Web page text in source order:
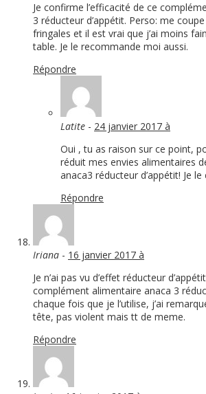
Je confirme l’efficacité de ce
3 réducteur d’appétit. Perso: me
fringales et il est vrai que j’ai moins
table. Je le recommande moi aussi.
Répondre
Latite - 24 janvier 2017 à
Oui , tu as raison sur ce point,
réduit mes envies alimentaires
anaca3 réducteur d’appétit! Je le
Répondre
Iriana - 16 janvier 2017 à
Je n’ai pas vu d’effet réducteur
complément alimentaire anaca 3
chaque fois que je l’utilise, j’ai
tête, pas violent mais tt de meme.
Répondre